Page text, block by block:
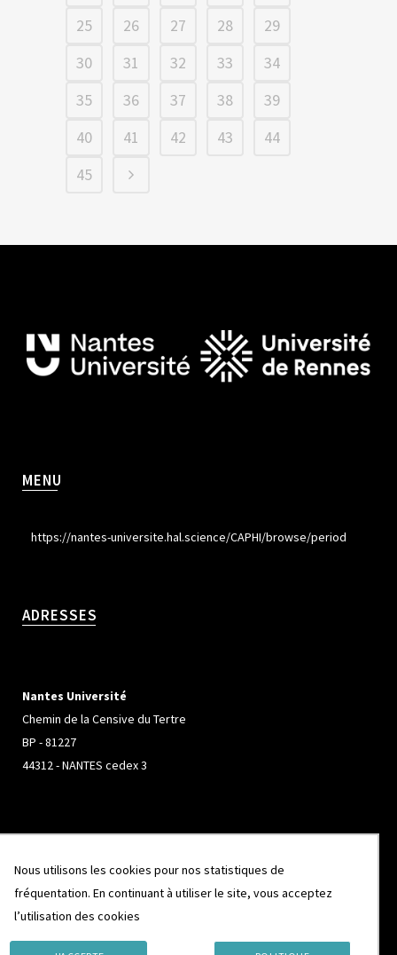
25
26 27 28
29
30
31 32 33
34
35
36 37 38
39
40
41 42 43
44
45
MENU
https://nantes-universite.hal.science/CAPHI/browse/period
ADRESSES
Nantes Université
Chemin de la Censive du Tertre
BP - 81227
44312 - NANTES cedex 3
Campus de Beaulieu
263 Avenue Général Leclerc
CS 74205
35042 - RENNES cedex
Nous utilisons les cookies pour nos statistiques de
fréquentation. En continuant à utiliser le site, vous acceptez
l’utilisation des cookies